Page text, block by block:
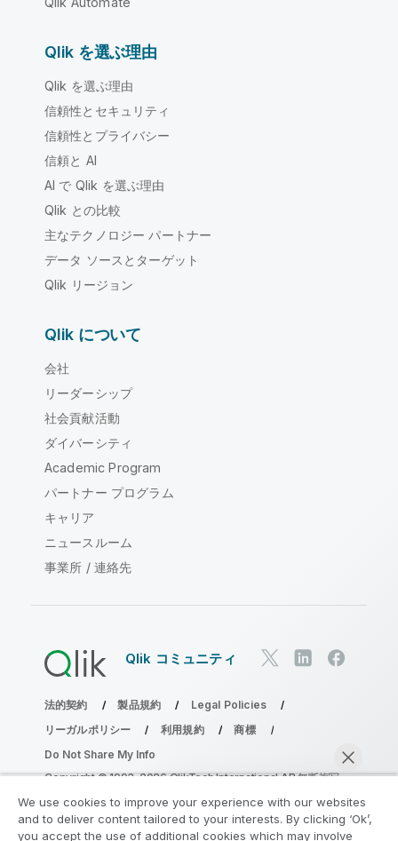
Qlik を選ぶ理由
Qlik を選ぶ理由
信頼性とセキュリティ
信頼性とプライバシー
信頼と AI
AI で Qlik を選ぶ理由
Qlik との比較
主なテクノロジー パートナー
データ ソースとターゲット
Qlik リージョン
Qlik について
会社
リーダーシップ
社会貢献活動
ダイバーシティ
Academic Program
パートナー プログラム
キャリア
ニュースルーム
事業所 / 連絡先
Qlik コミュニティ
法的契約 製品規約
Legal Policies
リーガルポリシー
利用規約
商標
Do Not Share My Info
Copyright © 1993-2026 QlikTech International AB.無断複写・
We use cookies to improve your experience with our websites
and to deliver content tailored to your interests. By clicking ‘Ok’,
you accept the use of additional cookies which may involve